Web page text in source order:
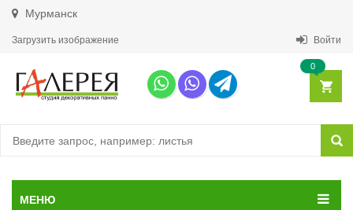
Мурманск
Загрузить изображение Войти
0
МЕНЮ